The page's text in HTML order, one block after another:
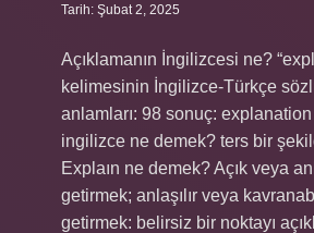
Tarih: Şubat 2, 2025
Açıklamanın İngilizcesi ne?
kelimesinin İngilizce-Türkçe
anlamları: 98 sonuç: explanation
ingilizce ne demek? ters bir
Explaın ne demek? Açık veya
getirmek; anlaşılır veya
getirmek: belirsiz bir noktayı